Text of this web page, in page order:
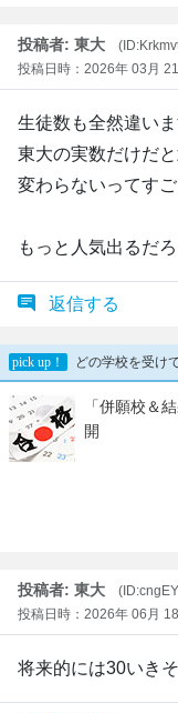
投稿者: 東大
投稿日時：2026年 03月
生徒数も全然違いま
東大の実数だけだ
変わらないってすご
もっと人気出るだろ
返信する
投稿者: 東大
投稿日時：2026年 06月
将来的には30いきそ